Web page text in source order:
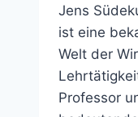
Jens
ist eine
Welt der
Professor